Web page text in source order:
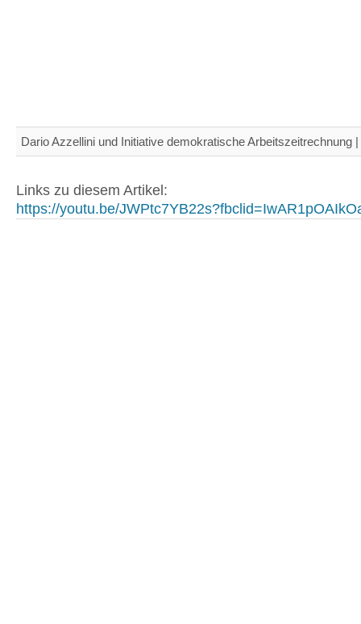
Dario Azzellini und Initiative demokratische Arbeitszeitrechnung
Links zu diesem Artikel:
https://youtu.be/